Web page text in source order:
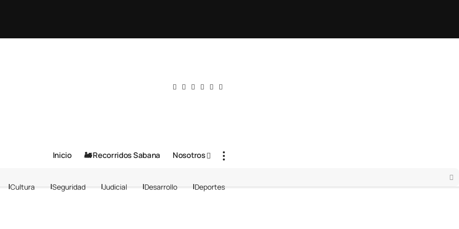
Inicio 🚂 Recorridos Sabana Nosotros
Cultura Seguridad Judicial Desarrollo Deportes